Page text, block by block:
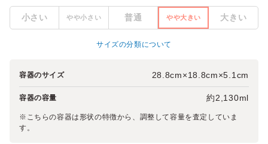
小さい やや小さい 普通 やや大きい 大きい
サイズの分類について
容器のサイズ 28.8cm×18.8cm×5.1cm
容器の容量 約2,130ml
※こちらの容器は形状の特徴から、調整して容量を査定していま
す。